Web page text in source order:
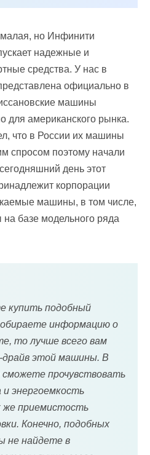
но Инфинити
надежные и
средства. У нас в
официально в
машины
для американского рынка.
что в России их машины
спросом поэтому начали
день этот
корпорации
машины, в том числе,
базе модельного ряда
купить подобный
информацию о
то лучше всего вам
этой машины. В
прочувствовать
и энергоемкость
же приемистость
Конечно, подобных
не найдете в